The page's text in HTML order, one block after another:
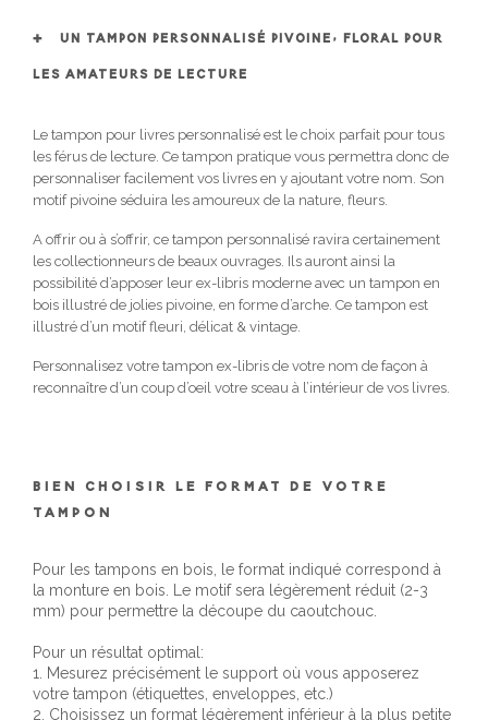
UN TAMPON PERSONNALISÉ PIVOINE, FLORAL POUR
LES AMATEURS DE LECTURE
Le tampon pour livres personnalisé est le choix parfait pour tous
les férus de lecture. Ce tampon pratique vous permettra donc de
personnaliser facilement vos livres en y ajoutant votre nom. Son
motif pivoine séduira les amoureux de la nature, fleurs.
A offrir ou à s’offrir, ce tampon personnalisé ravira certainement
les collectionneurs de beaux ouvrages. Ils auront ainsi la
possibilité d’apposer leur ex-libris moderne avec un tampon en
bois illustré de jolies pivoine, en forme d’arche. Ce tampon est
illustré d’un motif fleuri, délicat & vintage.
Personnalisez votre tampon ex-libris de votre nom de façon à
reconnaître d’un coup d’oeil votre sceau à l’intérieur de vos livres.
BIEN CHOISIR LE FORMAT DE VOTRE
TAMPON
Pour les tampons en bois, le format indiqué correspond à
la monture en bois. Le motif sera légèrement réduit (2-3
mm) pour permettre la découpe du caoutchouc.
Pour un résultat optimal:
1. Mesurez précisément le support où vous apposerez
votre tampon (étiquettes, enveloppes, etc.)
2. Choisissez un format légèrement inférieur à la plus petite